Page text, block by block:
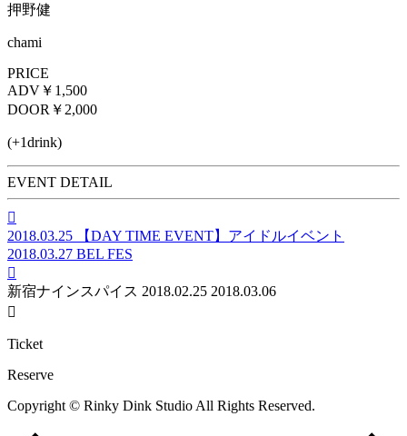
押野健
chami
PRICE
ADV ￥1,500
DOOR ￥2,000
(+1drink)
EVENT DETAIL

2018.03.25
【DAY TIME EVENT】アイドルイベント
2018.03.27 BEL FES

新宿ナインスパイス 2018.02.25 2018.03.06

Ticket
Reserve
Copyright © Rinky Dink Studio All Rights Reserved.